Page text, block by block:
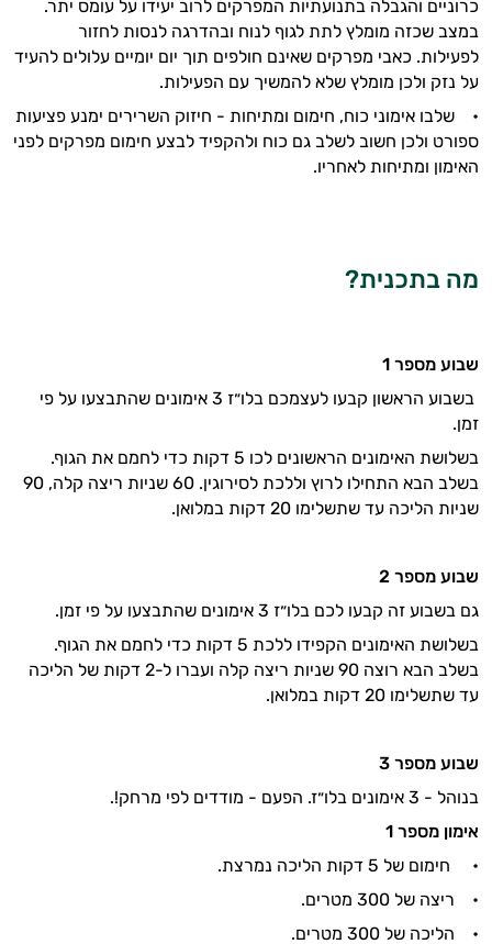
כרוניים והגבלה בתנועתיות המפרקים לרוב יעידו על עומס יתר.
במצב שכזה מומלץ לתת לגוף לנוח ובהדרגה לנסות לחזור
לפעילות. כאבי מפרקים שאינם חולפים תוך יום יומיים עלולים להעיד
על נזק ולכן מומלץ שלא להמשיך עם הפעילות.
• שלבו אימוני כוח, חימום ומתיחות - חיזוק השרירים ימנע פציעות
ספורט ולכן חשוב לשלב גם כוח ולהקפיד לבצע חימום מפרקים לפני
האימון ומתיחות לאחריו.
מה בתכנית?
שבוע מספר 1
בשבוע הראשון קבעו לעצמכם בלו״ז 3 אימונים שהתבצעו על פי
זמן.
בשלושת האימונים הראשונים לכו 5 דקות כדי לחמם את הגוף.
בשלב הבא התחילו לרוץ וללכת לסירוגין. 60 שניות ריצה קלה, 90
שניות הליכה עד שתשלימו 20 דקות במלואן.
שבוע מספר 2
גם בשבוע זה קבעו לכם בלו״ז 3 אימונים שהתבצעו על פי זמן.
בשלושת האימונים הקפידו ללכת 5 דקות כדי לחמם את הגוף.
בשלב הבא רוצה 90 שניות ריצה קלה ועברו ל-2 דקות של הליכה
עד שתשלימו 20 דקות במלואן.
שבוע מספר 3
בנוהל - 3 אימונים בלו״ז. הפעם - מודדים לפי מרחק!.
אימון מספר 1
• חימום של 5 דקות הליכה נמרצת.
• ריצה של 300 מטרים.
• הליכה של 300 מטרים.